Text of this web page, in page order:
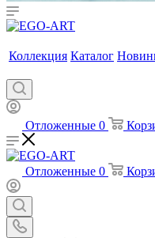
Коллекция Каталог
Отложенные 0
Отложенные 0